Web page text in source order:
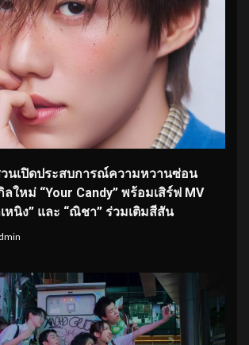
วนเปิดประสบการณ์ความหวานซ่อน
ลใหม่ “Your Candy” พร้อมเสิร์ฟ MV
หนิง” และ “ณิชา” ร่วมเติมสีสัน